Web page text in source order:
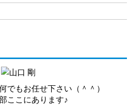
でもお任せ下さい（＾＾）
ここにあります♪